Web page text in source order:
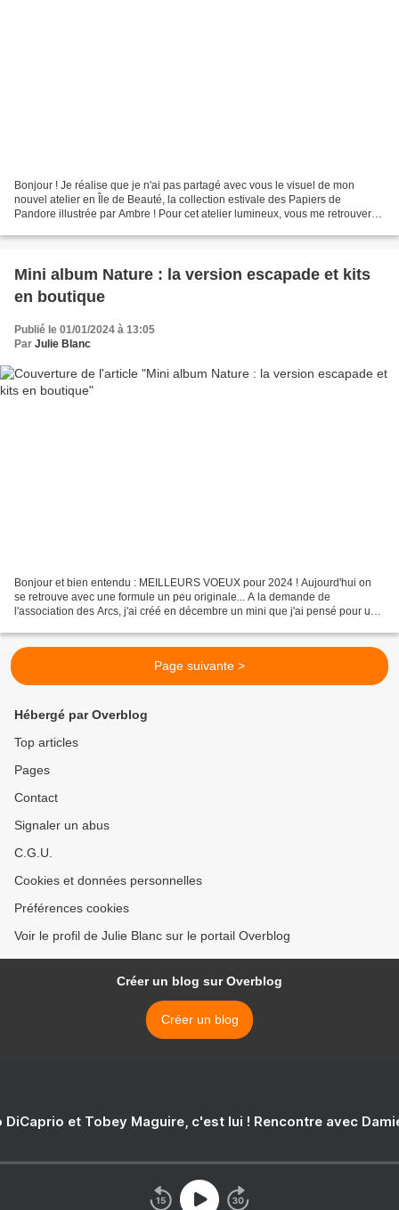
Bonjour ! Je réalise que je n'ai pas partagé avec vous le visuel de mon
nouvel atelier en Île de Beauté, la collection estivale des Papiers de
Pandore illustrée par Ambre ! Pour cet atelier lumineux, vous me retrouverez
Mini album Nature : la version escapade et kits
en boutique
Publié le 01/01/2024 à 13:05
Par Julie Blanc
Bonjour et bien entendu : MEILLEURS VOEUX pour 2024 ! Aujourd'hui on
se retrouve avec une formule un peu originale... A la demande de
l'association des Arcs, j'ai créé en décembre un mini que j'ai pensé pour une
Page suivante >
Hébergé par Overblog
Top articles
Pages
Contact
Signaler un abus
C.G.U.
Cookies et données personnelles
Préférences cookies
Voir le profil de Julie Blanc sur le portail Overblog
Créer un blog sur Overblog
Créer un blog
DiCaprio et Tobey Maguire, c'est lui ! Rencontre avec